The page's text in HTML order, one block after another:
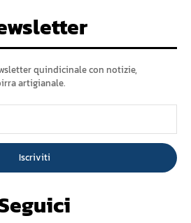
quindicinale con notizie,
artigianale.
Iscriviti